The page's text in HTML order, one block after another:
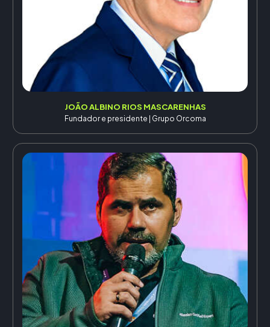
JOÃO ALBINO RIOS MASCARENHAS
Fundador e presidente | Grupo Orcoma